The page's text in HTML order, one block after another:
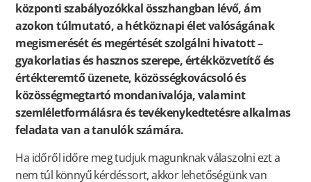
központi szabályozókkal összhangban lévő, ám
azokon túlmutató, a hétköznapi élet valóságának
megismerését és megértését szolgálni hivatott –
gyakorlatias és hasznos szerepe, értékközvetítő és
értékteremtő üzenete, közösségkovácsoló és
közösségmegtartó mondanivalója, valamint
szemléletformálásra és tevékenykedtetésre alkalmas
feladata van a tanulók számára.
Ha időről időre meg tudjuk magunknak válaszolni ezt a
nem túl könnyű kérdéssort, akkor lehetőségünk van